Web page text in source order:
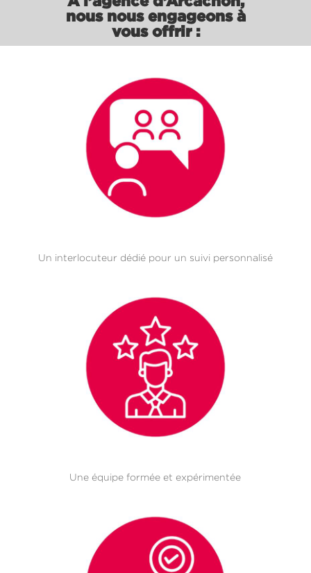
nous nous engageons à
vous offrir :
Un interlocuteur dédié pour un suivi personnalisé
Une équipe formée et expérimentée